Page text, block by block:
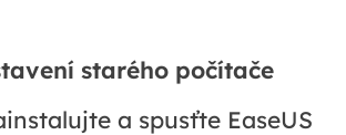
starého počítače
a spusťte EaseUS